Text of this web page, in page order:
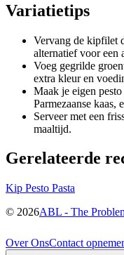
Variatietips
Vervang de kipfilet
alternatief voor een
Voeg gegrilde
extra kleur en
Maak je eigen
Parmezaanse
Serveer met een
maaltijd.
Gerelateerde
Kip Pesto Pasta
© 2026ABL - The
Over OnsContact